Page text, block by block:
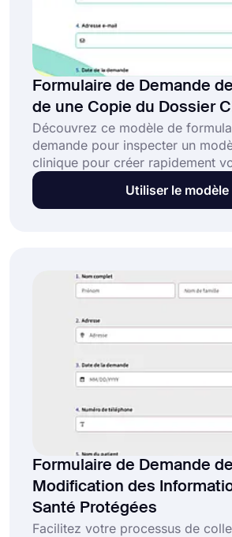
Formulaire de Demande
de une Copie du Dossier
Découvrez ce modèle de
demande pour inspecter un
clinique pour créer rapidement
et collecter des demandes en ligne
gratuitement. Vous pouvez créer
Utiliser le modèle
Formulaire de Demande de
Modification des
Santé Protégées
Facilitez votre processus de